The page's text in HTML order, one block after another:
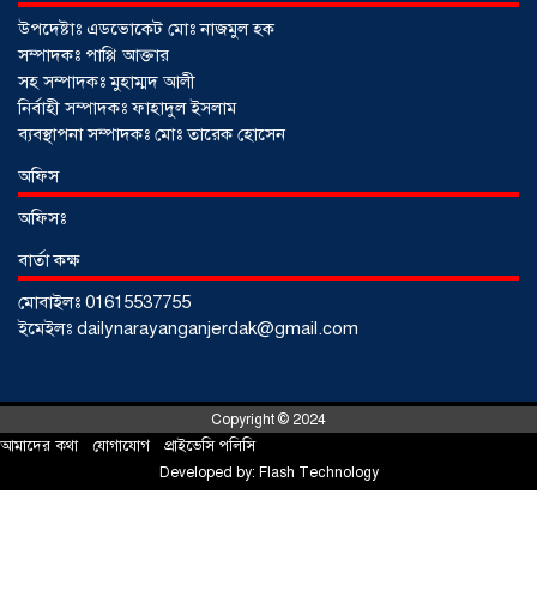
শর্টগান
০৩ আগস্ট ২০২৬
উপদেষ্টাঃ এডভোকেট মোঃ নাজমুল হক
সম্পাদকঃ পাপ্পি আক্তার
সহ সম্পাদকঃ মুহাম্মদ আলী
নির্বাহী সম্পাদকঃ ফাহাদুল ইসলাম
ব্যবস্থাপনা সম্পাদকঃ মোঃ তারেক হোসেন
অফিস
অফিসঃ
বার্তা কক্ষ
মোবাইলঃ 01615537755
ইমেইলঃ dailynarayanganjerdak@gmail.com
Copyright © 2024
আমাদের কথা যোগাযোগ প্রাইভেসি পলিসি
Developed by: Flash Technology